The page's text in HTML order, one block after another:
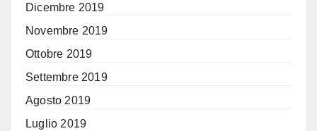
Dicembre 2019
Novembre 2019
Ottobre 2019
Settembre 2019
Agosto 2019
Luglio 2019